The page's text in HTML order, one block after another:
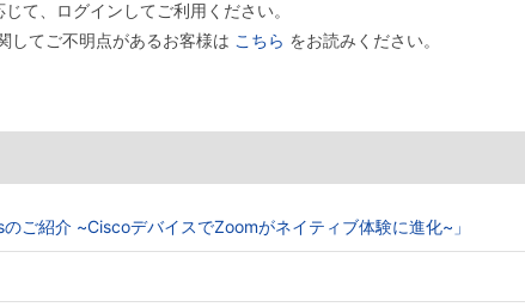
じて、ログインしてご利用ください。
してご不明点があるお客様は こちら をお読みください。
紹介 ~CiscoデバイスでZoomがネイティブ体験に進化~」